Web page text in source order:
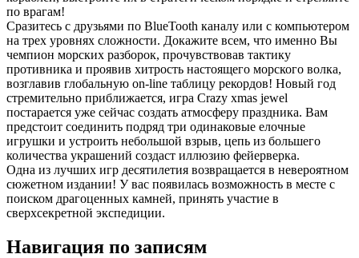
по врагам!
Сразитесь с друзьями по BlueTooth каналу или с компьютером
на трех уровнях сложности. Докажите всем, что именно Вы
чемпион морских разборок, прочувствовав тактику
противника и проявив хитрость настоящего морского волка,
возглавив глобальную on-line таблицу рекордов! Новый год
стремительно приближается, игра Crazy xmas jewel
постарается уже сейчас создать атмосферу праздника. Вам
предстоит соединить подряд три одинаковые елочные
игрушки и устроить небольшой взрыв, цепь из большего
количества украшений создаст иллюзию фейерверка.
Одна из лучших игр десятилетия возвращается в невероятном
сюжетном издании! У вас появилась возможность в месте с
поиском драгоценных камней, принять участие в
сверхсекретной экспедиции.
Навигация по записям